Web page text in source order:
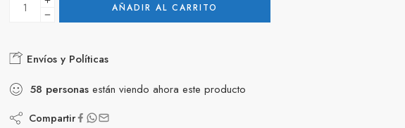
AÑADIR AL CARRITO
Envíos y Políticas
58 personas están viendo ahora este producto
Compartir